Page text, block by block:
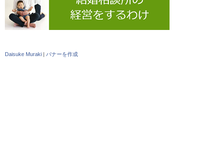
Daisuke Muraki | バナーを作成